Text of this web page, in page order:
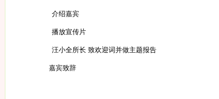
介绍嘉宾
播放宣传片
汪小全所长 致欢迎词并做主题报告
嘉宾致辞